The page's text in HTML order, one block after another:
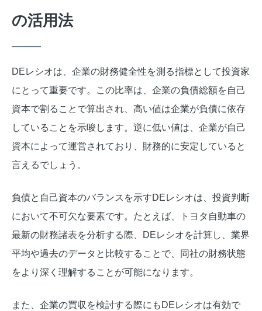
の活用法
DEレシオは、企業の財務健全性を測る指標として投資家
にとって重要です。この比率は、企業の負債総額を自己
資本で割ることで算出され、高い値は企業が負債に依存
していることを示唆します。逆に低い値は、企業が自己
資本によって運営されており、財務的に安定していると
言えるでしょう。
負債と自己資本のバランスを示すDEレシオは、投資判断
において不可欠な要素です。たとえば、トヨタ自動車の
最新の財務諸表を分析する際、DEレシオを計算し、業界
平均や過去のデータと比較することで、同社の財務状態
をより深く理解することが可能になります。
また、企業の買収を検討する際にもDEレシオは有効で